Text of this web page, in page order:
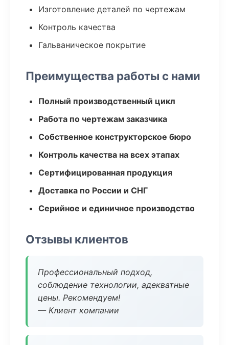
Изготовление деталей по чертежам
Контроль качества
Гальваническое покрытие
Преимущества работы с нами
Полный производственный цикл
Работа по чертежам заказчика
Собственное конструкторское бюро
Контроль качества на всех этапах
Сертифицированная продукция
Доставка по России и СНГ
Серийное и единичное производство
Отзывы клиентов
Профессиональный подход,
соблюдение технологии, адекватные
цены. Рекомендуем!
— Клиент компании